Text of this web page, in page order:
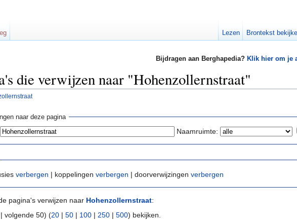
Bijdragen aan Berghapedia? Klik hier om je
die verwijzen naar "Hohenzollernstraat"
naar deze pagina
Naamruimte:
verbergen | koppelingen verbergen | doorverwijzingen verbergen
pagina's verwijzen naar Hohenzollernstraat:
volgende 50) (20 | 50 | 100 | 250 | 500) bekijken.
Lezen Brontekst